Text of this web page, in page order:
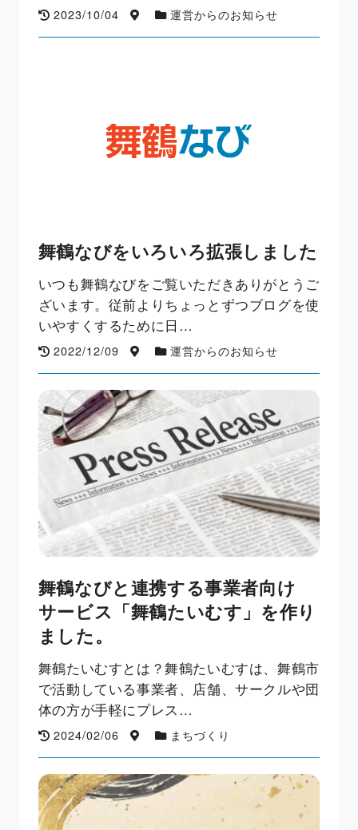
2023/10/04 運営からのお知らせ
舞鶴なびをいろいろ拡張しました
いつも舞鶴なびをご覧いただきありがとうご
ざいます。従前よりちょっとずつブログを使
いやすくするために日…
2022/12/09 運営からのお知らせ
舞鶴なびと連携する事業者向け
サービス「舞鶴たいむす」を作り
ました。
舞鶴たいむすとは？舞鶴たいむすは、舞鶴市
で活動している事業者、店舗、サークルや団
体の方が手軽にプレス…
2024/02/06 まちづくり